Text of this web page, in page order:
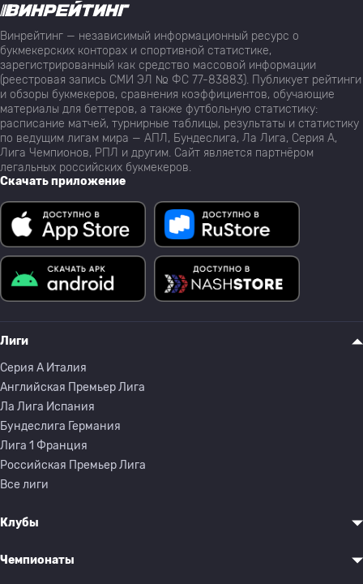
Винрейтинг — независимый информационный ресурс о
букмекерских конторах и спортивной статистике,
зарегистрированный как средство массовой информации
(реестровая запись СМИ ЭЛ № ФС 77-83883). Публикует рейтинги
и обзоры букмекеров, сравнения коэффициентов, обучающие
материалы для беттеров, а также футбольную статистику:
расписание матчей, турнирные таблицы, результаты и статистику
по ведущим лигам мира — АПЛ, Бундеслига, Ла Лига, Серия А,
Лига Чемпионов, РПЛ и другим. Сайт является партнёром
легальных российских букмекеров.
Скачать приложение
Лиги
Серия A Италия
Английская Премьер Лига
Ла Лига Испания
Бундеслига Германия
Лига 1 Франция
Российская Премьер Лига
Все лиги
Клубы
Чемпионаты